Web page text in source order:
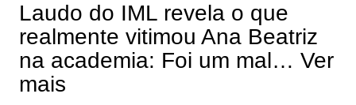
Laudo do IML revela o que
realmente vitimou Ana Beatriz
na academia: Foi um mal… Ver
mais